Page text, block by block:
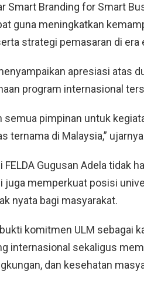
Smart Branding for Smart
guna meningkatkan
strategi pemasaran di era
apresiasi atas
program internasional
semua pimpinan untuk
ternama di Malaysia,”
Gugusan Adela tidak
juga memperkuat posisi
nyata bagi masyarakat.
komitmen ULM sebagai
internasional sekaligus
dan kesehatan